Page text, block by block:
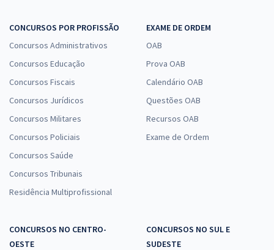
CONCURSOS POR PROFISSÃO
Concursos Administrativos
Concursos Educação
Concursos Fiscais
Concursos Jurídicos
Concursos Militares
Concursos Policiais
Concursos Saúde
Concursos Tribunais
Residência Multiprofissional
EXAME DE ORDEM
OAB
Prova OAB
Calendário OAB
Questões OAB
Recursos OAB
Exame de Ordem
CONCURSOS NO CENTRO-
OESTE
CONCURSOS NO SUL E
SUDESTE